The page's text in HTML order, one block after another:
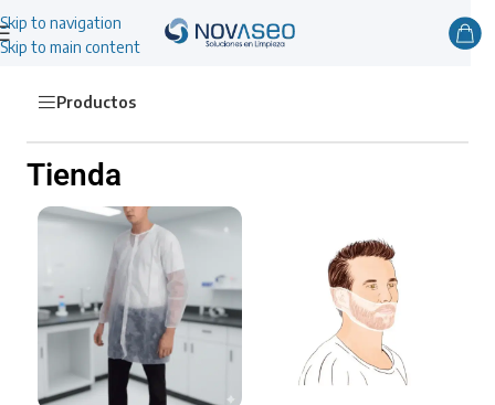
Skip to navigation
Skip to main content
Productos
Tienda